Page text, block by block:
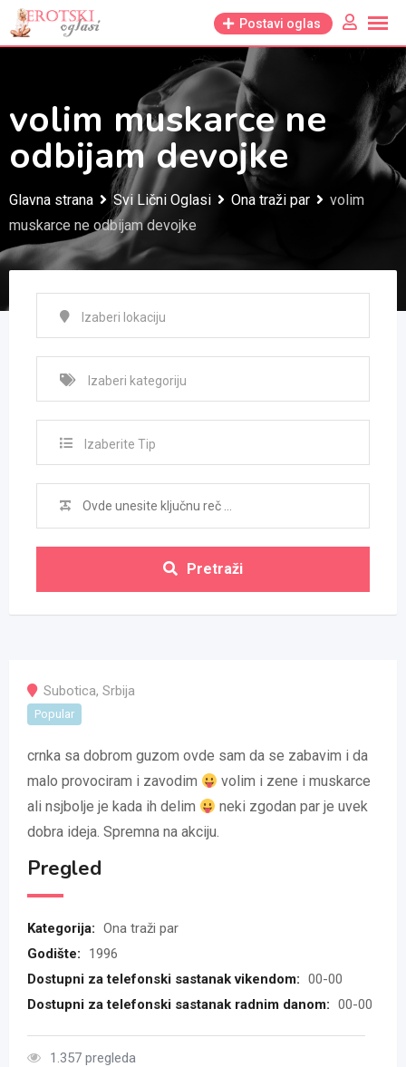
Skip
to
Postavi oglas
volim muskarce ne
odbijam devojke
Glavna strana Svi Lični Oglasi Ona traži par
volim
muskarce ne odbijam devojke
Izaberite Tip
Pretraži
Subotica, Srbija
Popular
crnka sa dobrom guzom ovde sam da se zabavim i da
malo provociram i zavodim
volim i zene i muskarce
ali nsjbolje je kada ih delim
neki zgodan par je uvek
dobra ideja. Spremna na akciju.
Pregled
Kategorija: Ona traži par
Godište:
1996
Dostupni za telefonski sastanak vikendom: 00-00
Dostupni za telefonski sastanak radnim danom: 00-00
1.357 pregleda